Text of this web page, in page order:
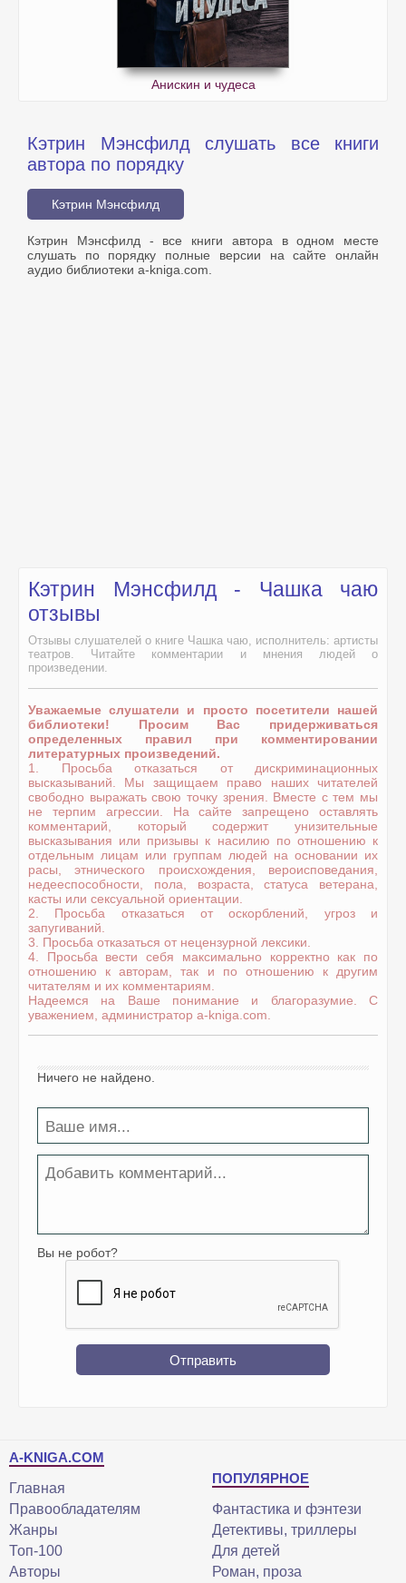
Анискин и чудеса
Кэтрин Мэнсфилд слушать все книги
автора по порядку
Кэтрин Мэнсфилд
Кэтрин Мэнсфилд - все книги автора в одном месте
слушать по порядку полные версии на сайте онлайн
аудио библиотеки a-kniga.com.
Кэтрин Мэнсфилд - Чашка чаю
отзывы
Отзывы слушателей о книге Чашка чаю, исполнитель: артисты
театров. Читайте комментарии и мнения людей о
произведении.
Уважаемые слушатели и просто посетители нашей
библиотеки! Просим Вас придерживаться
определенных правил при комментировании
литературных произведений.
1. Просьба отказаться от дискриминационных
высказываний. Мы защищаем право наших читателей
свободно выражать свою точку зрения. Вместе с тем мы
не терпим агрессии. На сайте запрещено оставлять
комментарий, который содержит унизительные
высказывания или призывы к насилию по отношению к
отдельным лицам или группам людей на основании их
расы, этнического происхождения, вероисповедания,
недееспособности, пола, возраста, статуса ветерана,
касты или сексуальной ориентации.
2. Просьба отказаться от оскорблений, угроз и
запугиваний.
3. Просьба отказаться от нецензурной лексики.
4. Просьба вести себя максимально корректно как по
отношению к авторам, так и по отношению к другим
читателям и их комментариям.
Надеемся на Ваше понимание и благоразумие. С
уважением, администратор a-kniga.com.
Ничего не найдено.
Вы не робот?
Отправить
A-KNIGA.COM
Главная
Правообладателям
Жанры
Топ-100
Авторы
ПОПУЛЯРНОЕ
Фантастика и фэнтези
Детективы, триллеры
Для детей
Роман, проза